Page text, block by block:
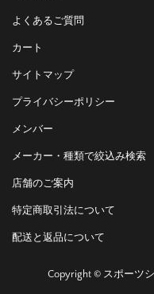
よくあるご質問
カート
サイトマップ
プライバシーポリシー
メンバー
メーカー・種類で絞込み検索
店舗のご案内
特定商取引法について
配送と返品について
Copyright © スポーツ